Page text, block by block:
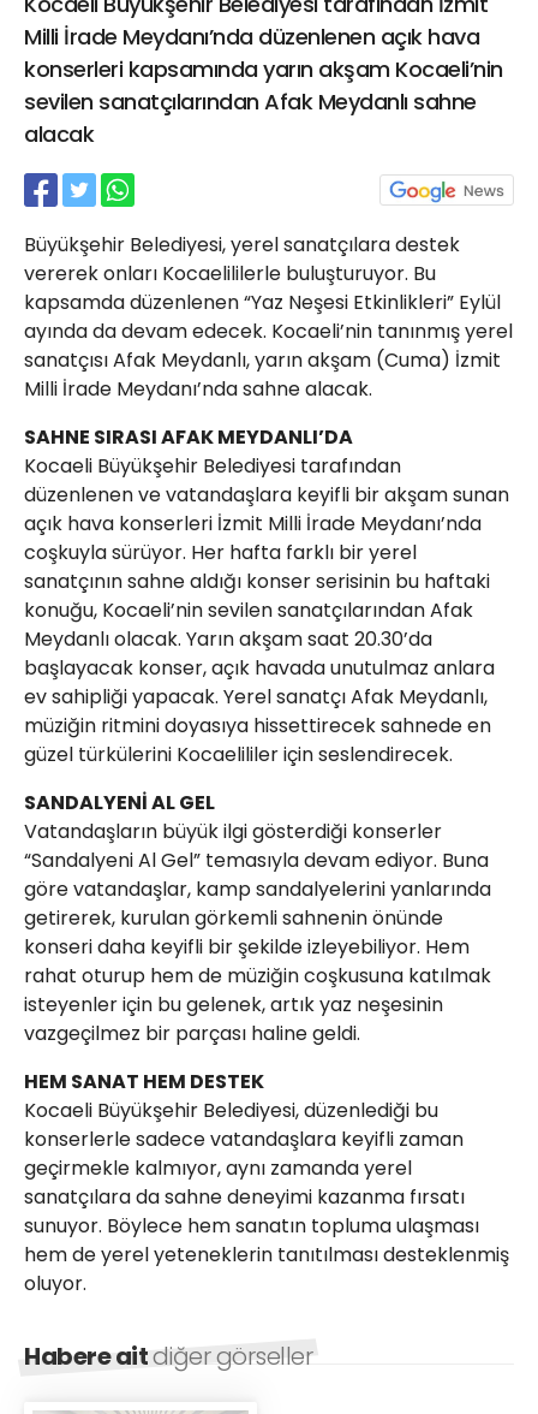
Milli İrade Meydanı’nda düzenlenen açık hava
konserleri kapsamında yarın akşam Kocaeli’nin
sevilen sanatçılarından Afak Meydanlı sahne
alacak
Büyükşehir Belediyesi, yerel sanatçılara destek
vererek onları Kocaelililerle buluşturuyor. Bu
kapsamda düzenlenen “Yaz Neşesi Etkinlikleri” Eylül
ayında da devam edecek. Kocaeli’nin tanınmış yerel
sanatçısı Afak Meydanlı, yarın akşam (Cuma) İzmit
Milli İrade Meydanı’nda sahne alacak.
SAHNE SIRASI AFAK MEYDANLI’DA
Kocaeli Büyükşehir Belediyesi tarafından
düzenlenen ve vatandaşlara keyifli bir akşam sunan
açık hava konserleri İzmit Milli İrade Meydanı’nda
coşkuyla sürüyor. Her hafta farklı bir yerel
sanatçının sahne aldığı konser serisinin bu haftaki
konuğu, Kocaeli’nin sevilen sanatçılarından Afak
Meydanlı olacak. Yarın akşam saat 20.30’da
başlayacak konser, açık havada unutulmaz anlara
ev sahipliği yapacak. Yerel sanatçı Afak Meydanlı,
müziğin ritmini doyasıya hissettirecek sahnede en
güzel türkülerini Kocaelililer için seslendirecek.
SANDALYENİ AL GEL
Vatandaşların büyük ilgi gösterdiği konserler
“Sandalyeni Al Gel” temasıyla devam ediyor. Buna
göre vatandaşlar, kamp sandalyelerini yanlarında
getirerek, kurulan görkemli sahnenin önünde
konseri daha keyifli bir şekilde izleyebiliyor. Hem
rahat oturup hem de müziğin coşkusuna katılmak
isteyenler için bu gelenek, artık yaz neşesinin
vazgeçilmez bir parçası haline geldi.
HEM SANAT HEM DESTEK
Kocaeli Büyükşehir Belediyesi, düzenlediği bu
konserlerle sadece vatandaşlara keyifli zaman
geçirmekle kalmıyor, aynı zamanda yerel
sanatçılara da sahne deneyimi kazanma fırsatı
sunuyor. Böylece hem sanatın topluma ulaşması
hem de yerel yeteneklerin tanıtılması desteklenmiş
oluyor.
Habere aitdiğer görseller
21 Gölcük
02624132333
haber@golcukpostasi.com